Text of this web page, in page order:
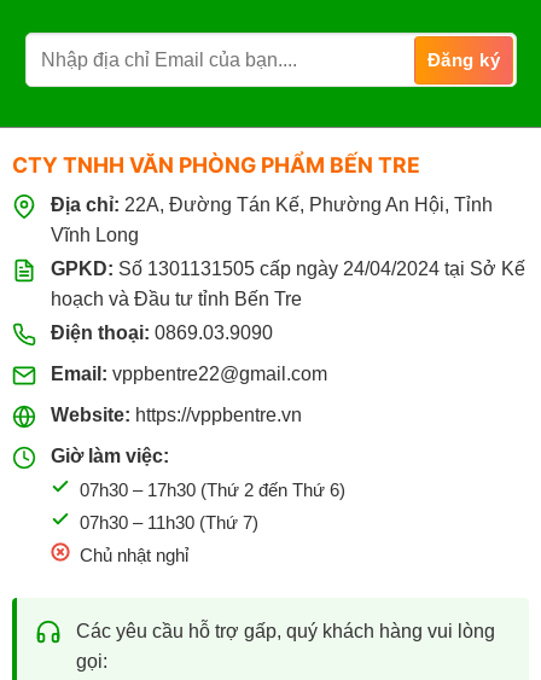
CTY TNHH VĂN PHÒNG PHẨM BẾN TRE
Địa chỉ: 22A, Đường Tán Kế, Phường An Hội, Tỉnh
Vĩnh Long
GPKD: Số 1301131505 cấp ngày 24/04/2024 tại Sở Kế
hoạch và Đầu tư tỉnh Bến Tre
Điện thoại: 0869.03.9090
Email: vppbentre22@gmail.com
Website: https://vppbentre.vn
Giờ làm việc:
07h30 – 17h30 (Thứ 2 đến Thứ 6)
07h30 – 11h30 (Thứ 7)
Chủ nhật nghỉ
Các yêu cầu hỗ trợ gấp, quý khách hàng vui lòng
gọi: